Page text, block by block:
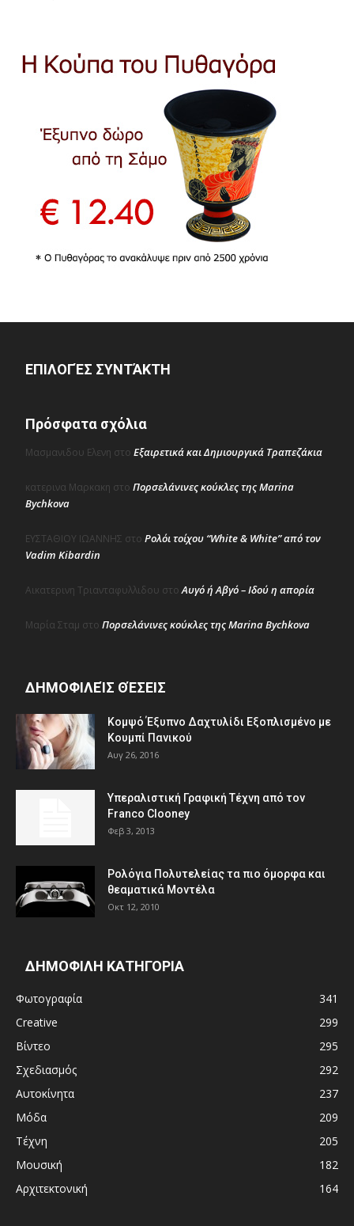
ΕΠΙΛΟΓΈΣ ΣΥΝΤΆΚΤΗ
Πρόσφατα σχόλια
Μασμανιδου Ελενη στο Εξαιρετικά και Δημιουργικά Τραπεζάκια
κατερινα Μαρκακη στο Πορσελάνινες κούκλες της Marina
Bychkova
ΕΥΣΤΑΘΙΟΥ ΙΩΑΝΝΗΣ στο Ρολόι τοίχου “White & White” από τον
Vadim Kibardin
Αικατερινη Τριανταφυλλιδου στοΑυγό ή Αβγό – Ιδού η απορία
Μαρία Σταμ στο Πορσελάνινες κούκλες της Marina Bychkova
ΔΗΜΟΦΙΛΕΊΣ ΘΈΣΕΙΣ
Κομψό Έξυπνο Δαχτυλίδι Εξοπλισμένο με
Κουμπί Πανικού
Αυγ 26, 2016
Υπεραλιστική Γραφική Τέχνη από τον
Franco Clooney
Φεβ 3, 2013
Ρολόγια Πολυτελείας τα πιο όμορφα και
θεαματικά Μοντέλα
Οκτ 12, 2010
ΔΗΜΟΦΙΛΗ ΚΑΤΗΓΟΡΙΑ
Φωτογραφία
341
Creative
299
Βίντεο
295
Σχεδιασμός
292
Αυτοκίνητα
237
Μόδα
209
Τέχνη
205
Μουσική
182
Αρχιτεκτονική
164